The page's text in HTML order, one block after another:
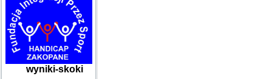
wyniki-skoki